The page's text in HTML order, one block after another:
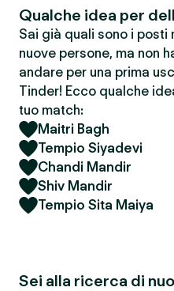
Qualche idea per
Sai già quali sono i
nuove persone, ma non
andare per una prima
Tinder! Ecco qualche
tuo match:
Maitri Bagh
Tempio Siyadevi
Chandi Mandir
Shiv Mandir
Tempio Sita Maiya
Sei alla ricerca di